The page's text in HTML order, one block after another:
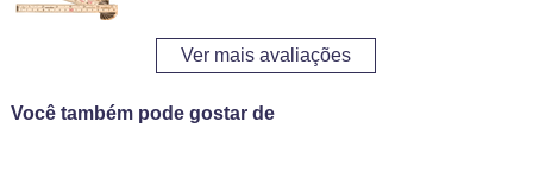
Ver mais avaliações
Você também pode gostar de